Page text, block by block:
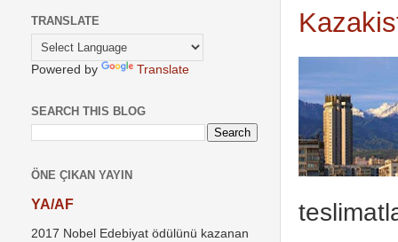
TRANSLATE
Powered by Translate
SEARCH THIS BLOG
ÖNE ÇIKAN YAYIN
YA/AF
2017 Nobel Edebiyat ödülünü kazanan